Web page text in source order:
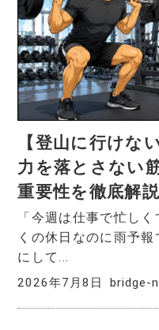
【登山に行けな
力を落とさない
重要性を徹底解説
「今週は仕事で忙し
くの休日なのに雨予
にして...
2026年7月8日 bridge-